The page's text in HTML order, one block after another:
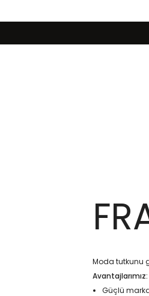
Moda tutkunu
Avantajlarımız:
Güçlü